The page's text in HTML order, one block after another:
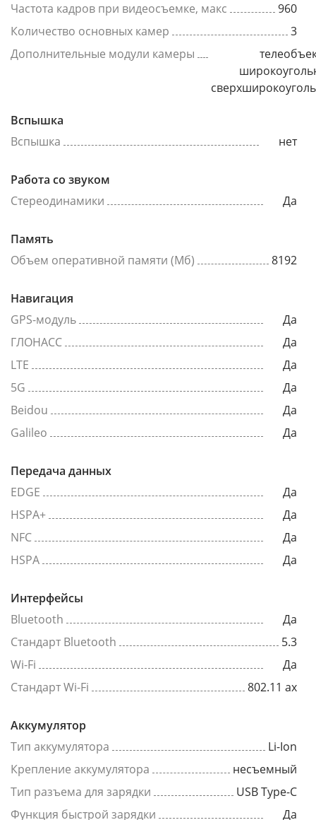
Частота кадров при видеосъемке, макс
960
Количество основных камер
3
Дополнительные модули камеры
Вспышка
Вспышка
нет
Работа со звуком
Стереодинамики
Да
Память
Объем оперативной памяти (Мб)
8192
Навигация
GPS-модуль
Да
ГЛОНАСС
Да
LTE
Да
5G
Да
Beidou
Да
Galileo
Да
Передача данных
EDGE
Да
HSPA+
Да
NFC
Да
HSPA
Да
Интерфейсы
Bluetooth
Да
Стандарт Bluetooth
5.3
Wi-Fi
Да
Стандарт Wi-Fi
802.11 ax
Аккумулятор
Тип аккумулятора
Li-Ion
Крепление аккумулятора
несъемный
Тип разъема для зарядки
USB Type-C
Функция быстрой зарядки
Да